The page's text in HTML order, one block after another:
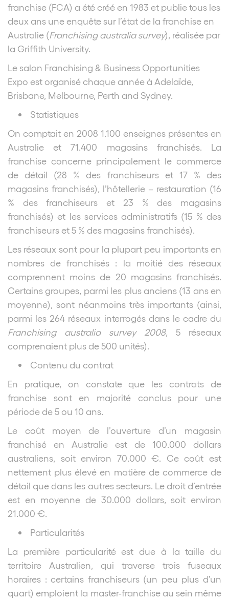
franchise (FCA) a été créé en 1983 et publie tous les
deux ans une enquête sur l’état de la franchise en
Australie (Franchising australia survey), réalisée par
la Griffith University.
Le salon Franchising & Business Opportunities
Expo est organisé chaque année à Adelaïde,
Brisbane, Melbourne, Perth and Sydney.
Statistiques
On comptait en 2008 1.100 enseignes présentes en
Australie et 71.400 magasins franchisés. La
franchise concerne principalement le commerce
de détail (28 % des franchiseurs et 17 % des
magasins franchisés), l’hôtellerie – restauration (16
% des franchiseurs et 23 % des magasins
franchisés) et les services administratifs (15 % des
franchiseurs et 5 % des magasins franchisés).
Les réseaux sont pour la plupart peu importants en
nombres de franchisés : la moitié des réseaux
comprennent moins de 20 magasins franchisés.
Certains groupes, parmi les plus anciens (13 ans en
moyenne), sont néanmoins très importants (ainsi,
parmi les 264 réseaux interrogés dans le cadre du
Franchising australia survey 2008, 5 réseaux
comprenaient plus de 500 unités).
Contenu du contrat
En pratique, on constate que les contrats de
franchise sont en majorité conclus pour une
période de 5 ou 10 ans.
Le coût moyen de l’ouverture d’un magasin
franchisé en Australie est de 100.000 dollars
australiens, soit environ 70.000 €. Ce coût est
nettement plus élevé en matière de commerce de
détail que dans les autres secteurs. Le droit d’entrée
est en moyenne de 30.000 dollars, soit environ
21.000 €.
Particularités
La première particularité est due à la taille du
territoire Australien, qui traverse trois fuseaux
horaires : certains franchiseurs (un peu plus d’un
quart) emploient la master-franchise au sein même